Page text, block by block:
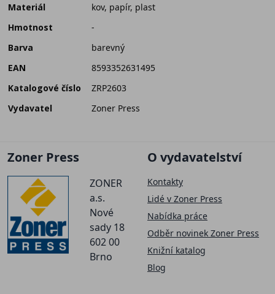
Materiál
kov, papír, plast
Hmotnost
-
Barva
barevný
EAN
8593352631495
Katalogové číslo
ZRP2603
Vydavatel
Zoner Press
Zoner Press
ZONER
a.s.
Nové
sady 18
602 00
Brno
O vydavatelství
Kontakty
Lidé v Zoner Press
Nabídka práce
Odběr novinek Zoner Press
Knižní katalog
Blog